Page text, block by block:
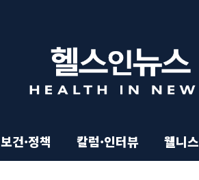
보건·정책 칼럼·인터뷰 웰니스